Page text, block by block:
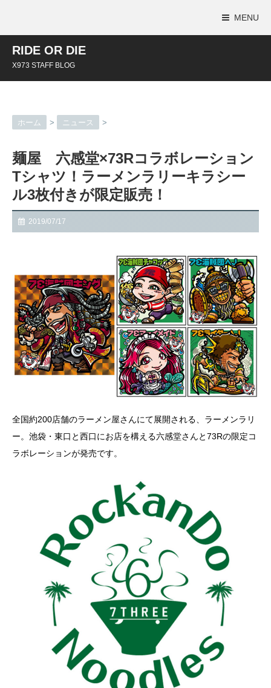
MENU
RIDE OR DIE
X973 STAFF BLOG
ホーム > ニュース >
麺屋 六感堂×73Rコラボレーション
Tシャツ！ラーメンラリーキラシー
ル3枚付きが限定販売！
2019/07/17
全国約200店舗のラーメン屋さんにて展開される、ラーメンラリ
ー。池袋・東口と西口にお店を構える六感堂さんと73Rの限定コ
ラボレーションが発売です。